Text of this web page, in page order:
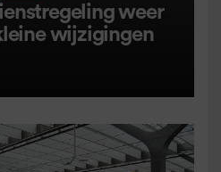
weer
wijzigingen